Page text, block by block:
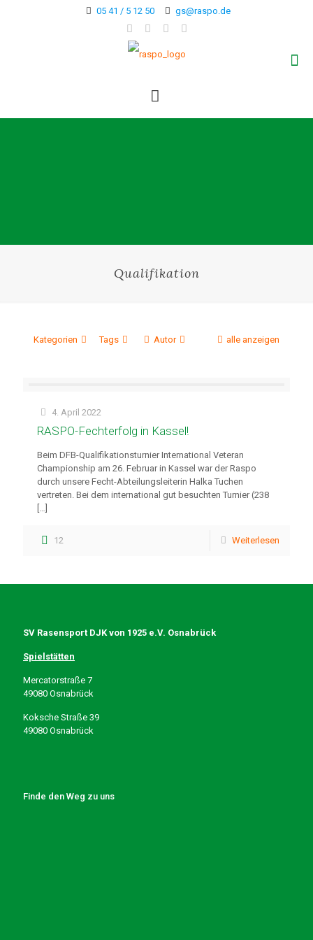
05 41 / 5 12 50 gs@raspo.de
Qualifikation
Kategorien Tags Autor alle anzeigen
4. April 2022
RASPO-Fechterfolg in Kassel!
Beim DFB-Qualifikationsturnier International Veteran
Championship am 26. Februar in Kassel war der Raspo
durch unsere Fecht-Abteilungsleiterin Halka Tuchen
vertreten. Bei dem international gut besuchten Turnier (238
[…]
12 Weiterlesen
SV Rasensport DJK von 1925 e.V. Osnabrück
Spielstätten
Mercatorstraße 7
49080 Osnabrück
Koksche Straße 39
49080 Osnabrück
Finde den Weg zu uns